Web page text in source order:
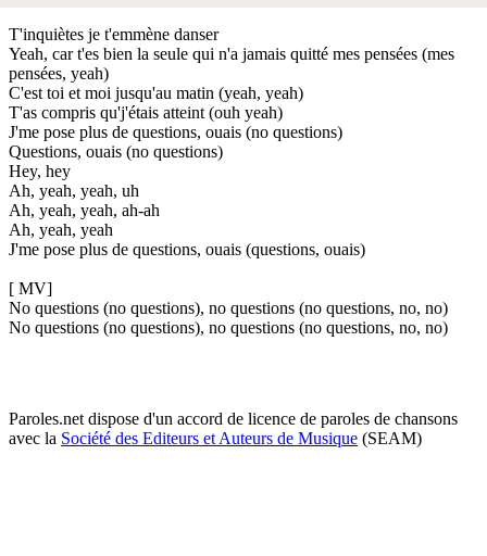
T'inquiètes je t'emmène danser
Yeah, car t'es bien la seule qui n'a jamais quitté mes pensées (mes
pensées, yeah)
C'est toi et moi jusqu'au matin (yeah, yeah)
T'as compris qu'j'étais atteint (ouh yeah)
J'me pose plus de questions, ouais (no questions)
Questions, ouais (no questions)
Hey, hey
Ah, yeah, yeah, uh
Ah, yeah, yeah, ah-ah
Ah, yeah, yeah
J'me pose plus de questions, ouais (questions, ouais)
[ MV]
No questions (no questions), no questions (no questions, no, no)
No questions (no questions), no questions (no questions, no, no)
Paroles.net dispose d'un accord de licence de paroles de chansons
avec la Société des Editeurs et Auteurs de Musique (SEAM)